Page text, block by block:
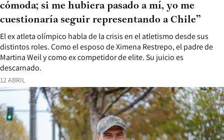
12 ABRIL
El ex atleta olímpico habla de la crisis en el atletismo desde sus
distintos roles. Como el esposo de Ximena Restrepo, el padre de
Martina Weil y como ex competidor de elite. Su juicio es
descarnado.
cómoda; si me hubiera pasado a mí, yo me
cuestionaría seguir representando a Chile”